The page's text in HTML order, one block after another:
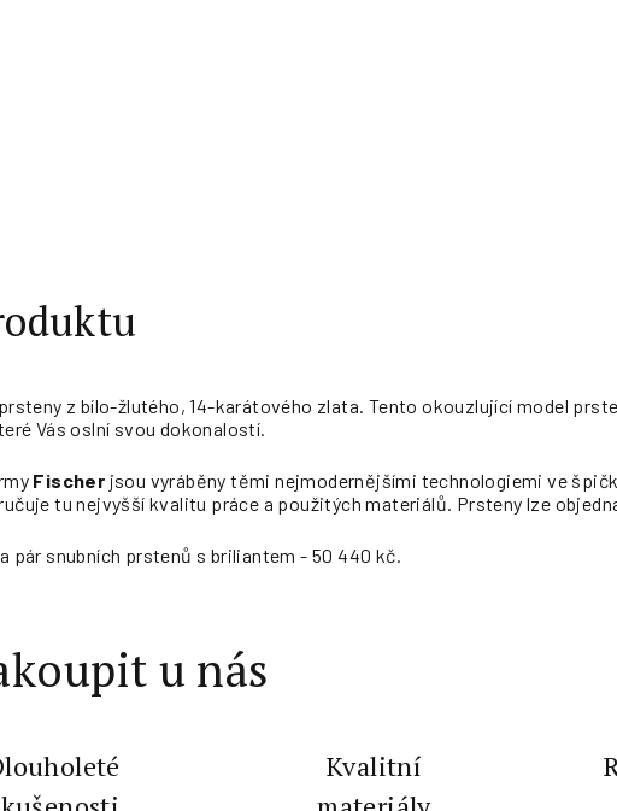
z bílo-žlutého, 14-karátového zlata. Tento okouzlující model
Vás oslní svou dokonalostí.
Fischer jsou vyráběny těmi nejmodernějšími technologiemi ve
tu nejvyšší kvalitu práce a použitých materiálů. Prsteny lze
pár snubních prstenů s briliantem - 50 440 kč.
u nás
Kvalitní